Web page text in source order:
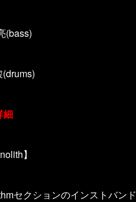
(bass)
細
】
セクションのインストバンド